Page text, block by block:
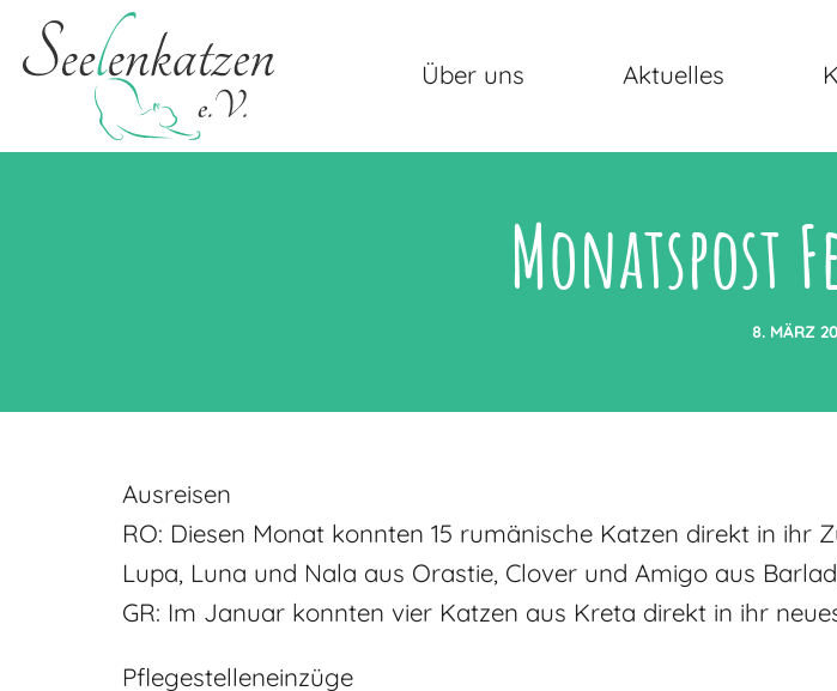
Über uns Aktuelles
Monatspost
8. MÄRZ
Ausreisen
RO: Diesen Monat konnten 15 rumänische Katzen direkt in ihr
Lupa, Luna und Nala aus Orastie, Clover und Amigo aus
GR: Im Januar konnten vier Katzen aus Kreta direkt in ihr
Pflegestelleneinzüge